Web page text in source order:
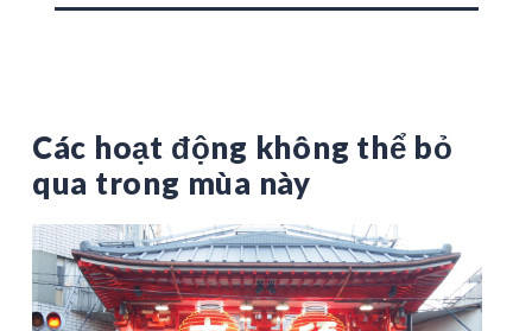
Các hoạt động không thể bỏ
qua trong mùa này